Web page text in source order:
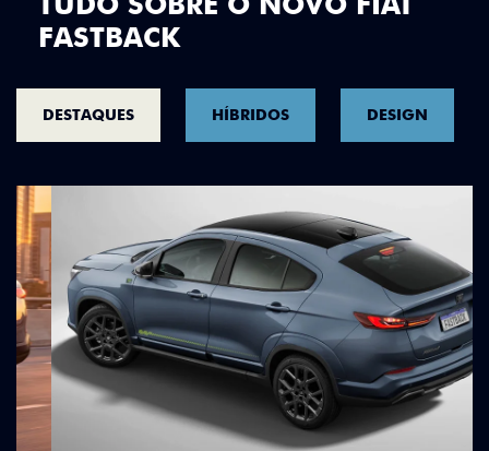
FASTBACK
DESTAQUES HÍBRIDOS DESIGN